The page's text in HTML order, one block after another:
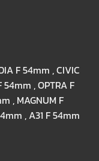
F 54mm , CIVIC
, OPTRA F
, MAGNUM F
, A31 F 54mm